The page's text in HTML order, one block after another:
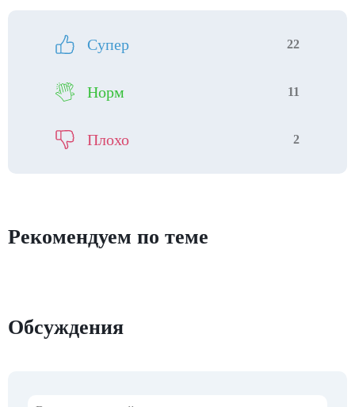
Супер 22
Норм 11
Плохо 2
Рекомендуем по теме
Обсуждения